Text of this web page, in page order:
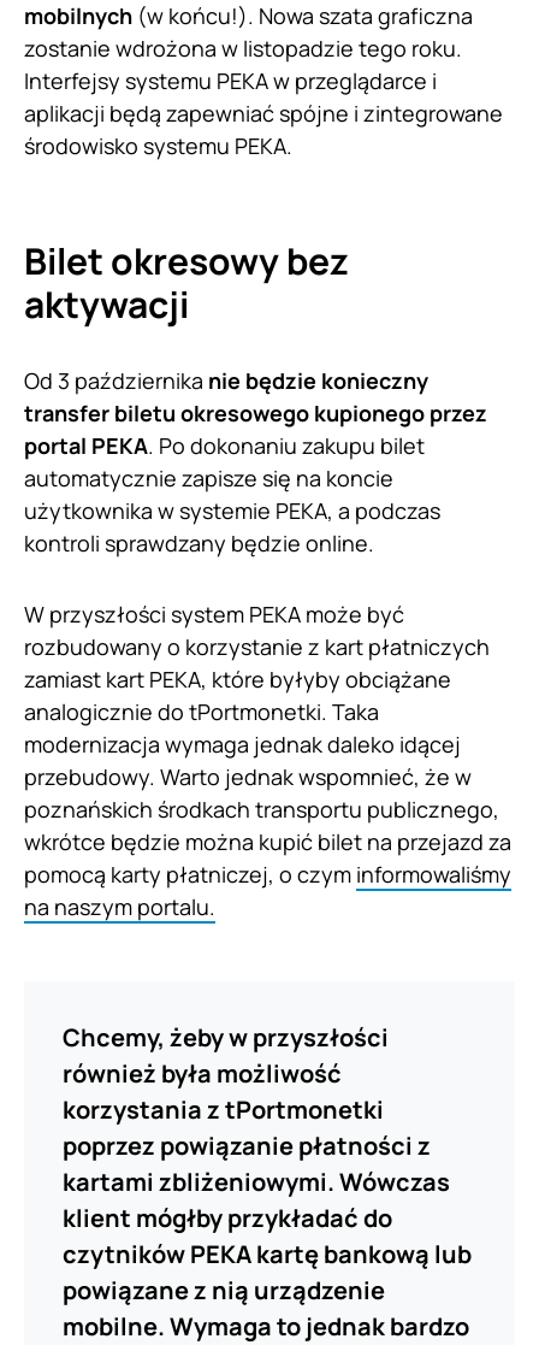
mobilnych (w końcu!). Nowa szata graficzna
zostanie wdrożona w listopadzie tego roku.
Interfejsy systemu PEKA w przeglądarce i
aplikacji będą zapewniać spójne i zintegrowane
środowisko systemu PEKA.
Bilet okresowy bez
aktywacji
Od 3 października nie będzie konieczny
transfer biletu okresowego kupionego przez
portal PEKA. Po dokonaniu zakupu bilet
automatycznie zapisze się na koncie
użytkownika w systemie PEKA, a podczas
kontroli sprawdzany będzie online.
W przyszłości system PEKA może być
rozbudowany o korzystanie z kart płatniczych
zamiast kart PEKA, które byłyby obciążane
analogicznie do tPortmonetki. Taka
modernizacja wymaga jednak daleko idącej
przebudowy. Warto jednak wspomnieć, że w
poznańskich środkach transportu publicznego,
wkrótce będzie można kupić bilet na przejazd za
pomocą karty płatniczej, o czym informowaliśmy
na naszym portalu.
Chcemy, żeby w przyszłości
również była możliwość
korzystania z tPortmonetki
poprzez powiązanie płatności z
kartami zbliżeniowymi. Wówczas
klient mógłby przykładać do
czytników PEKA kartę bankową lub
powiązane z nią urządzenie
mobilne. Wymaga to jednak bardzo